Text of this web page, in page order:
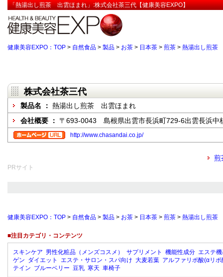
「熱湯出し煎茶 出雲ほまれ」:株式会社茶三代【健康美容EXPO】
健康美容EXPO：TOP > 自然食品 > 製品 > お茶 > 日本茶 > 煎茶 > 熱湯出し煎茶
株式会社茶三代
製品名 ： 熱湯出し煎茶 出雲ほまれ
会社概要 ： 〒693-0043 島根県出雲市長浜町729-6出雲長浜中
http://www.chasandai.co.jp/
煎
PRサイト
健康美容EXPO：TOP > 自然食品 > 製品 > お茶 > 日本茶 > 煎茶 > 熱湯出し煎茶
■注目カテゴリ・コンテンツ
スキンケア 男性化粧品（メンズコスメ） サプリメント 機能性成分 エステ
ゲン ダイエット エステ・サロン・スパ向け 大麦若葉 アルファリポ酸(αリポ
テイン ブルーベリー 豆乳 寒天 車椅子